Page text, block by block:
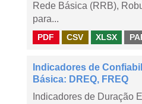
Rede Básica (RRB),
para...
PDF CSV XLSX
Indicadores de
Básica: DREQ, FREQ
Indicadores de Duração